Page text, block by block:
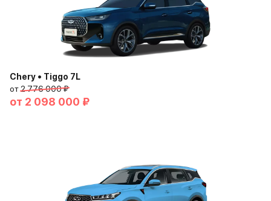
Chery • Tiggo 7L
от2 776 000 ₽
от 2 098 000 ₽